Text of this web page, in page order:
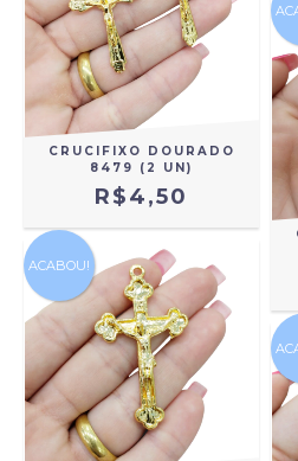
CRUCIFIXO DOURADO
8479 (2 UN)
R$4,50
ACABOU!